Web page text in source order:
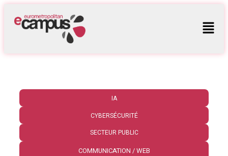
IA
CYBERSÉCURITÉ
SECTEUR PUBLIC
COMMUNICATION / WEB